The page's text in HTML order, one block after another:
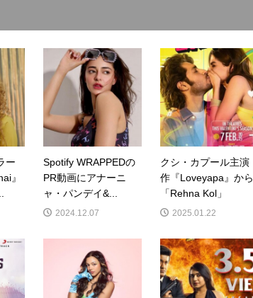
ー
』
Spotify WRAPPEDの
PR動画にアナーニ
ャ・パンデイ&...
2024.12.07
クシ・カプール主演
作『Loveyapa』から
「Rehna Kol」
2025.01.22